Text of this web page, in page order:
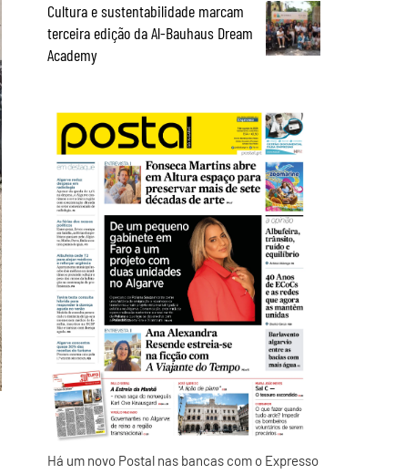
Cultura e sustentabilidade marcam
terceira edição da Al-Bauhaus Dream
Academy
Há um novo Postal nas bancas com o Expresso